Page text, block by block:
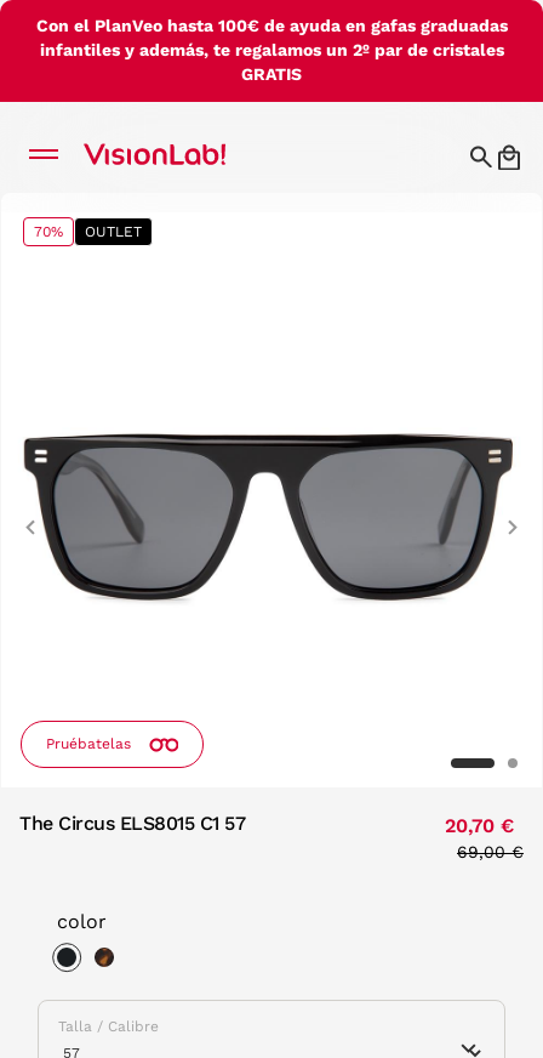
Con el PlanVeo hasta 100€ de ayuda en gafas graduadas
infantiles y además, te regalamos un 2º par de cristales
GRATIS
70% OUTLET
Pruébatelas
Previous
The Circus ELS8015 C1 57 20,70 €
Price
69,00 €
color
Talla / Calibre